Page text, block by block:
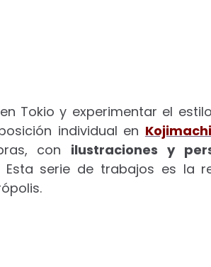
Tokio y experimentar el
individual en
con ilustraciones y
Esta serie de trabajos es la